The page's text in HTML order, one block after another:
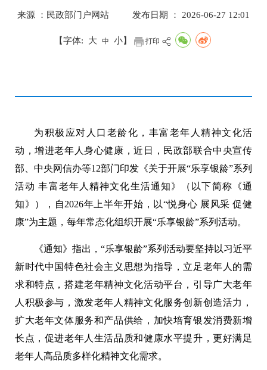
来源 ：民政部门户网站 发布日期 ： 2026-06-27 12:01
【字体: 大 中 小】 打印
为积极应对人口老龄化，丰富老年人精神文化活
动，增进老年人身心健康，近日，民政部联合中央宣传
部、中央网信办等12部门印发《关于开展“乐享银龄”系列
活动 丰富老年人精神文化生活通知》（以下简称《通
知》），自2026年上半年开始，以“悦身心 展风采 促健
康”为主题，每年常态化组织开展“乐享银龄”系列活动。
《通知》指出，“乐享银龄”系列活动要坚持以习近平
新时代中国特色社会主义思想为指导，立足老年人的需
求和特点，搭建老年精神文化活动平台，引导广大老年
人积极参与，激发老年人精神文化服务创新创造活力，
扩大老年文体服务和产品供给，加快培育银发消费新增
长点，促进老年人生活品质和健康水平提升，更好满足
老年人高品质多样化精神文化需求。